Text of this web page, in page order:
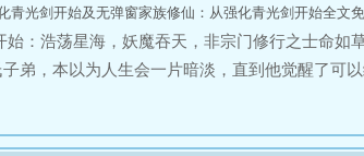
光剑开始及无弹窗家族修仙：从强化青光剑开始全文免
：浩荡星海，妖魔吞天，非宗门修行之士命如
弟，本以为人生会一片暗淡，直到他觉醒了可